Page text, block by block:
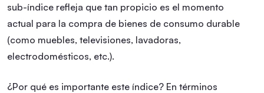
sub-índice refleja que tan propicio es el momento
actual para la compra de bienes de consumo durable
(como muebles, televisiones, lavadoras,
electrodomésticos, etc.).
¿Por qué es importante este índice? En términos